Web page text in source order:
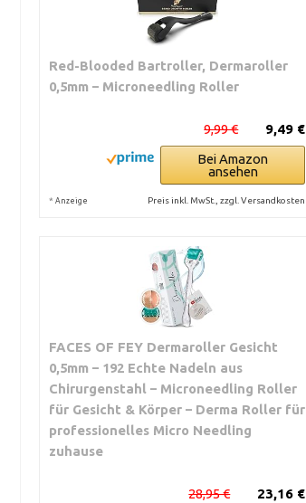
Red-Blooded Bartroller, Dermaroller
0,5mm – Microneedling Roller
9,49 €
9,99 €
Bei Amazon
ansehen
* Anzeige Preis inkl. MwSt., zzgl. Versandkosten
FACES OF FEY Dermaroller Gesicht
0,5mm – 192 Echte Nadeln aus
Chirurgenstahl – Microneedling Roller
für Gesicht & Körper – Derma Roller für
professionelles Micro Needling
zuhause
23,16 €
28,95 €